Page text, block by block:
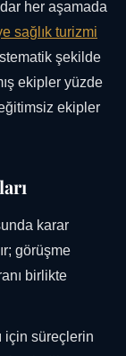
her aşamada
sağlık turizmi
şekilde
ekipler yüzde
ekipler
karar
görüşme
birlikte
için süreçlerin